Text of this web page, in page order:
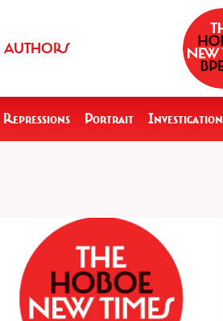
AUTHORS
Repressions Portrait Investigation